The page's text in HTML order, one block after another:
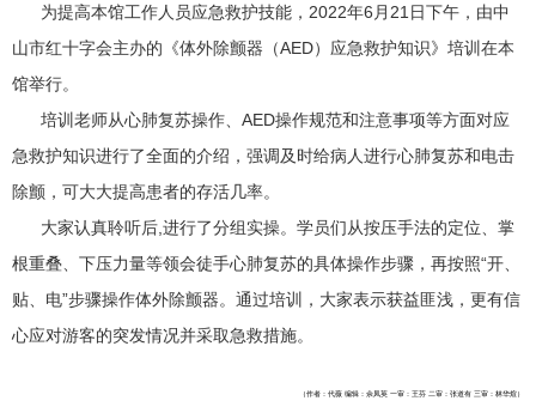
为提高本馆工作人员应急救护技能，2022年6月21日下午，由中
山市红十字会主办的《体外除颤器（AED）应急救护知识》培训在本
馆举行。
培训老师从心肺复苏操作、AED操作规范和注意事项等方面对应
急救护知识进行了全面的介绍，强调及时给病人进行心肺复苏和电击
除颤，可大大提高患者的存活几率。
大家认真聆听后,进行了分组实操。学员们从按压手法的定位、掌
根重叠、下压力量等领会徒手心肺复苏的具体操作步骤，再按照“开、
贴、电”步骤操作体外除颤器。通过培训，大家表示获益匪浅，更有信
心应对游客的突发情况并采取急救措施。
（作者：代薇 编辑：佘凤英 一审：王芬 二审：张道有 三审：林华煊）